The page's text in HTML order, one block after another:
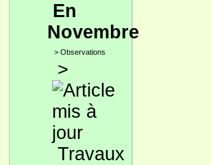
En
Novembre
> Observations
>
Travaux